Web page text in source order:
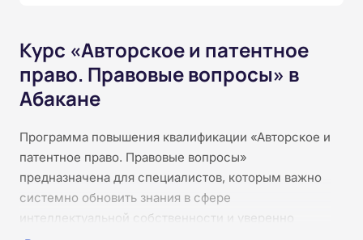
Курс «Авторское и патентное
право. Правовые вопросы» в
Абакане
Программа повышения квалификации «Авторское и
патентное право. Правовые вопросы»
предназначена для специалистов, которым важно
системно обновить знания в сфере
интеллектуальной собственности и уверенно